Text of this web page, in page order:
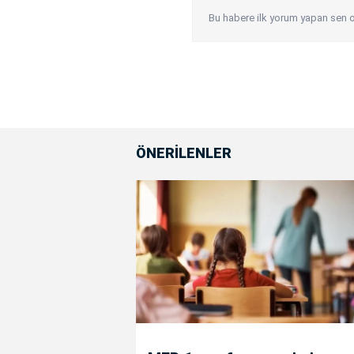
Bu habere ilk yorum yapan sen
ÖNERİLENLER